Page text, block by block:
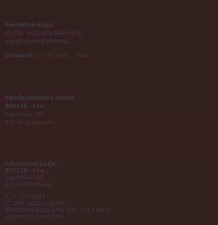
Kontaktné údaje:
tel./fax: +421 (0)2 4445 6436
e-mail: rosler@rosler.sk
Otvorené: Po – Pi 08:00 – 16:00
Korešpondenčná adresa:
ROSLER - s.r.o.
Vajnorská 140
831 04 Bratislava
Fakturačné údaje:
ROSLER - s.r.o.
Vajnorská 140
831 04 Bratislava
IČO: 31352243
IČ DPH: SK2020294991
IBAN:SK55 8420 0000 0001 7514 0603
SWIFT/BIC:BFKKSKBB